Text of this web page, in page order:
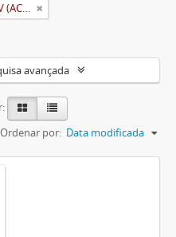
Arquivo Central e Histórico da UFV (ACH-UFV)
avançada
Ordenar por: Data modificada